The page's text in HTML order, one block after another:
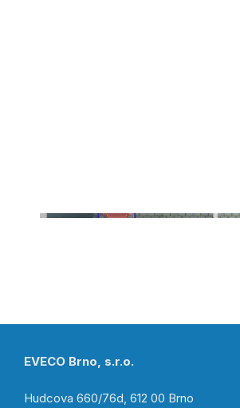
EVECO Brno, s.r.o.
Hudcova 660/76d, 612 00 Brno